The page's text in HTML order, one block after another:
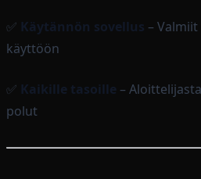
✅ Käytännön sovellus –
käyttöön
✅ Kaikille tasoille –
polut